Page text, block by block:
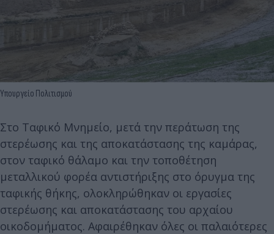
Υπουργείο Πολιτισμού
Στο Ταφικό Μνημείο, μετά την περάτωση της
στερέωσης και της αποκατάστασης της καμάρας,
στον ταφικό θάλαμο και την τοποθέτηση
μεταλλικού φορέα αντιστήριξης στο όρυγμα της
ταφικής θήκης, ολοκληρώθηκαν οι εργασίες
στερέωσης και αποκατάστασης του αρχαίου
οικοδομήματος. Αφαιρέθηκαν όλες οι παλαιότερες